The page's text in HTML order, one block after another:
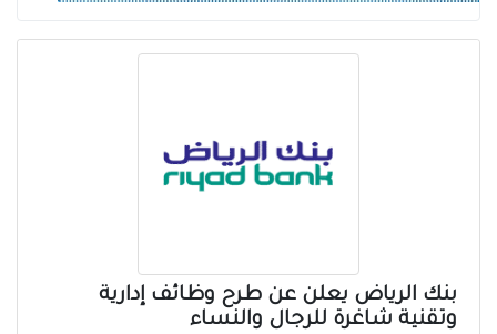
بنك الرياض يعلن عن طرح وظائف إدارية
وتقنية شاغرة للرجال والنساء